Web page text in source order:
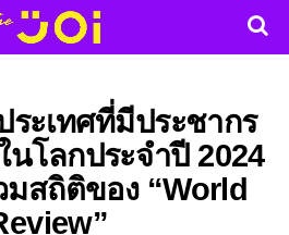
ระเทศที่มีประชากร
โลกประจำปี 2024
มสถิติของ “World